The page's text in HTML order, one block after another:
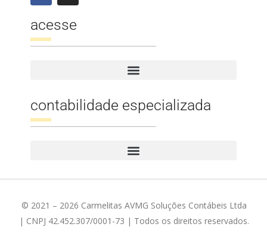
acesse
contabilidade especializada
© 2021 – 2026 Carmelitas AVMG Soluções Contábeis Ltda
| CNPJ 42.452.307/0001-73 | Todos os direitos reservados.